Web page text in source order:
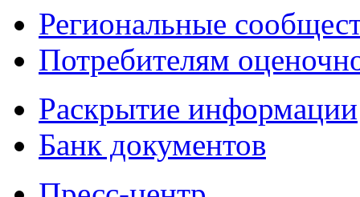
Региональные
Потребителям
Раскрытие информации
Банк документов